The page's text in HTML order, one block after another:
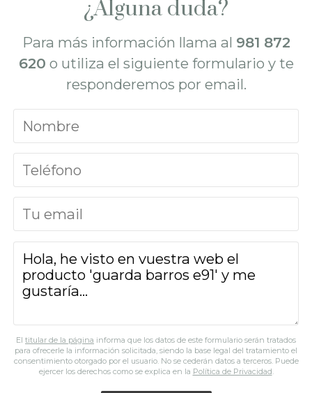
¿Alguna duda?
Para más información llama al 981 872
620 o utiliza el siguiente formulario y te
responderemos por email.
El titular de la página informa que los datos de este formulario serán tratados
para ofrecerle la información solicitada, siendo la base legal del tratamiento el
consentimiento otorgado por el usuario. No se cederán datos a terceros. Puede
ejercer los derechos como se explica en la Política de Privacidad.